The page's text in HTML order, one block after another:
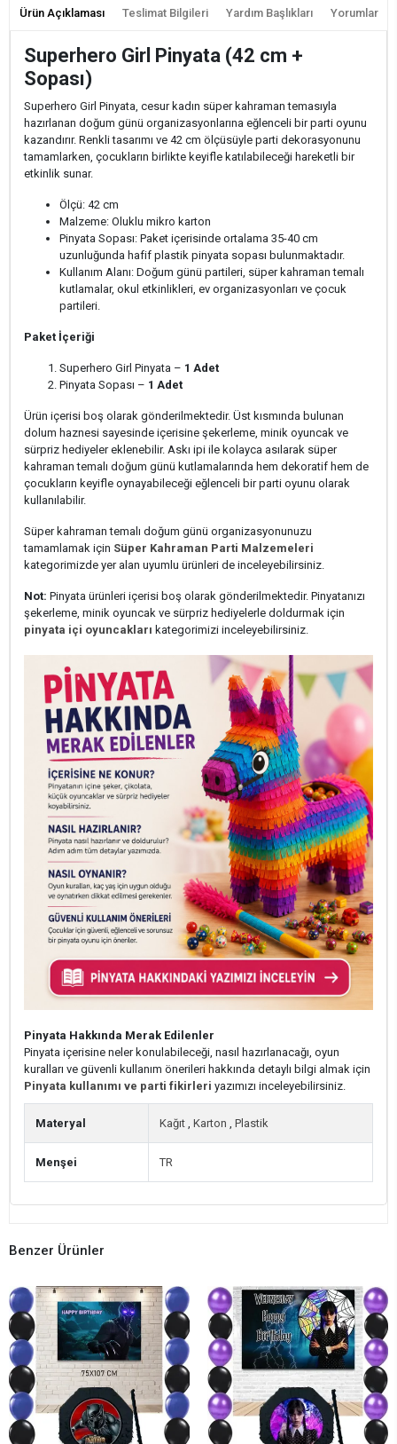
Ürün Açıklaması Teslimat Bilgileri Yardım Başlıkları Yorumlar
Superhero Girl Pinyata (42 cm +
Sopası)
Superhero Girl Pinyata, cesur kadın süper kahraman temasıyla
hazırlanan doğum günü organizasyonlarına eğlenceli bir parti oyunu
kazandırır. Renkli tasarımı ve 42 cm ölçüsüyle parti dekorasyonunu
tamamlarken, çocukların birlikte keyifle katılabileceği hareketli bir
etkinlik sunar.
Ölçü: 42 cm
Malzeme: Oluklu mikro karton
Pinyata Sopası: Paket içerisinde ortalama 35-40 cm
uzunluğunda hafif plastik pinyata sopası bulunmaktadır.
Kullanım Alanı: Doğum günü partileri, süper kahraman temalı
kutlamalar, okul etkinlikleri, ev organizasyonları ve çocuk
partileri.
Paket İçeriği
Superhero Girl Pinyata – 1 Adet
Pinyata Sopası – 1 Adet
Ürün içerisi boş olarak gönderilmektedir. Üst kısmında bulunan
dolum haznesi sayesinde içerisine şekerleme, minik oyuncak ve
sürpriz hediyeler eklenebilir. Askı ipi ile kolayca asılarak süper
kahraman temalı doğum günü kutlamalarında hem dekoratif hem de
çocukların keyifle oynayabileceği eğlenceli bir parti oyunu olarak
kullanılabilir.
Süper kahraman temalı doğum günü organizasyonunuzu
tamamlamak için Süper Kahraman Parti Malzemeleri
kategorimizde yer alan uyumlu ürünleri de inceleyebilirsiniz.
Not: Pinyata ürünleri içerisi boş olarak gönderilmektedir. Pinyatanızı
şekerleme, minik oyuncak ve sürpriz hediyelerle doldurmak için
pinyata içi oyuncakları kategorimizi inceleyebilirsiniz.
Pinyata Hakkında Merak Edilenler
Pinyata içerisine neler konulabileceği, nasıl hazırlanacağı, oyun
kuralları ve güvenli kullanım önerileri hakkında detaylı bilgi almak için
Pinyata kullanımı ve parti fikirleri yazımızı inceleyebilirsiniz.
Materyal Kağıt , Karton , Plastik
Menşei TR
Benzer Ürünler